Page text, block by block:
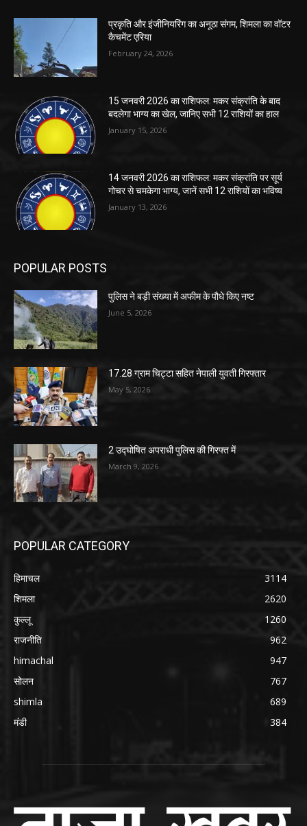
प्रकृति और इंजीनियरिंग का अनूठा संगम, शिमला का वॉटर
कैचमेंट एरिया
February 24, 2026
15 जनवरी 2026 का राशिफल: मकर संक्रांति के बाद
बदलेगा भाग्य का खेल, जानिए सभी 12 राशियों का हाल
January 15, 2026
14 जनवरी 2026 का राशिफल: मकर संक्रांति पर सूर्य
गोचर से चमकेगा भाग्य, जानें सभी 12 राशियों का भविष्य
January 13, 2026
POPULAR POSTS
पुलिस ने बड़ी संख्या में अफीम के पौधे किए नष्ट
June 5, 2026
17.28 ग्राम चिट्टा सहित नेपाली युवती गिरफ्तार
May 5, 2026
2 उद्घोषित अपराधी पुलिस की गिरफ्त में
March 9, 2026
POPULAR CATEGORY
हिमाचल
3114
शिमला
2620
कुल्लू
1260
राजनीति
962
himachal
947
सोलन
767
shimla
689
मंडी
384